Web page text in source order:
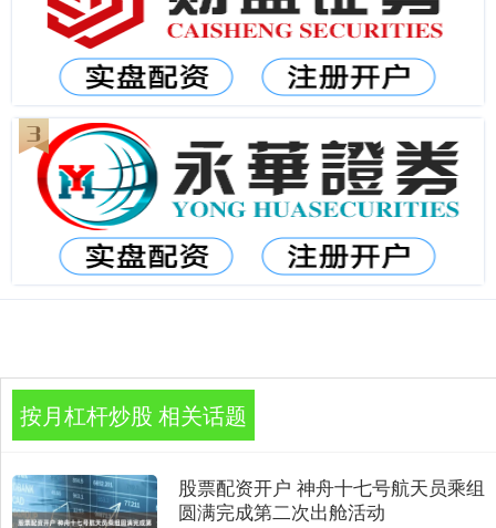
按月杠杆炒股 相关话题
股票配资开户 神舟十七号航天员乘组
圆满完成第二次出舱活动